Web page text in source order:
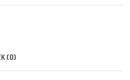
(0)